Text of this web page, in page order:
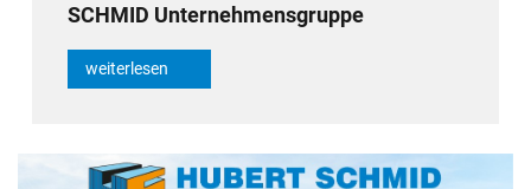
SCHMID Unternehmensgruppe
weiterlesen